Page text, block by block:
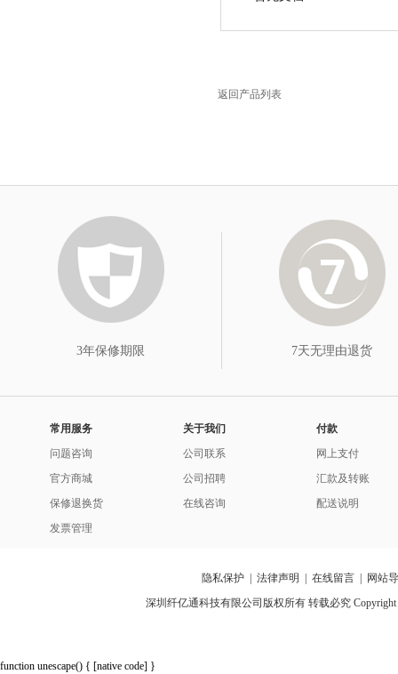
返回产品列表
3年保修期限 7天无理由退货
常用服务
问题咨询
官方商城
保修退换货
发票管理
关于我们
公司联系
公司招聘
在线咨询
付款
网上支付
汇款及转账
配送说明
隐私保护 法律声明 在线留言
网站
深圳纤亿通科技有限公司版权所有 转载必究
function unescape() { [native code] }